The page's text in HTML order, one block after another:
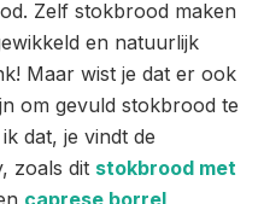
Zelf stokbrood maken
en natuurlijk
Maar wist je dat er ook
om gevuld stokbrood te
dat, je vindt de
zoals dit stokbrood met
caprese borrel